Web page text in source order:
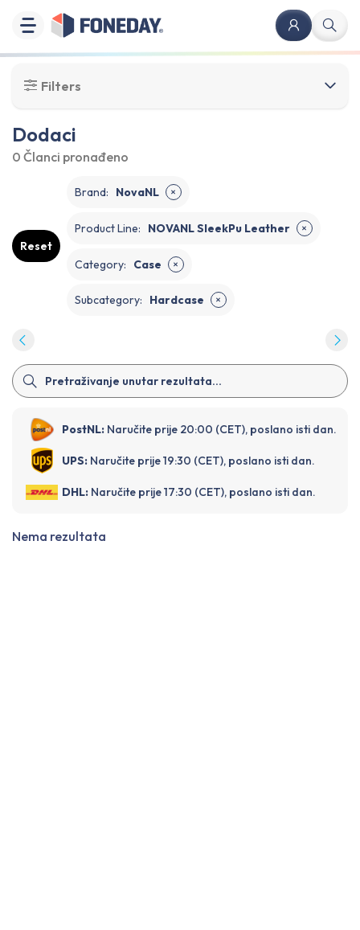
Filters
Dodaci
0 Članci pronađeno
Reset
Brand: NovaNL ✕
Product Line: NOVANL SleekPu Leather ✕
Category: Case ✕
Subcategory: Hardcase ✕
PostNL: Naručite prije 20:00 (CET), poslano isti dan.
UPS: Naručite prije 19:30 (CET), poslano isti dan.
DHL: Naručite prije 17:30 (CET), poslano isti dan.
Nema rezultata